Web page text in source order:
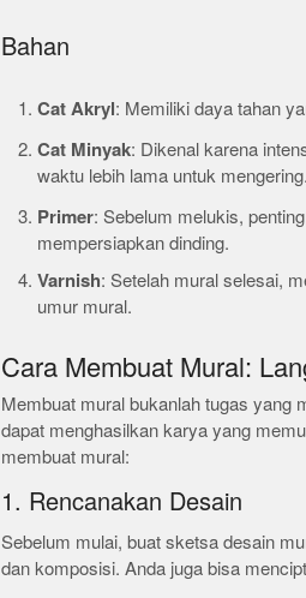
Bahan
Cat Akryl: Memiliki daya tahan
Cat Minyak: Dikenal karena
waktu lebih lama untuk mengering.
Primer: Sebelum melukis,
mempersiapkan dinding.
Varnish: Setelah mural selesai,
umur mural.
Cara Membuat Mural:
Membuat mural bukanlah tugas yang
dapat menghasilkan karya yang
membuat mural:
1. Rencanakan Desain
Sebelum mulai, buat sketsa desain
dan komposisi. Anda juga bisa